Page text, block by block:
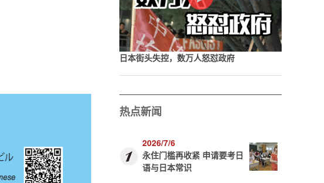
日本街头失控，数万人怒怼政府
热点新闻
2026/7/6
永住门槛再收紧 申请要考日
语与日本常识